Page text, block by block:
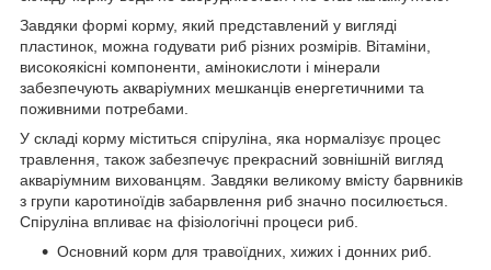
Завдяки формі корму, який представлений у вигляді
пластинок, можна годувати риб різних розмірів. Вітаміни,
високоякісні компоненти, амінокислоти і мінерали
забезпечують акваріумних мешканців енергетичними та
поживними потребами.
У складі корму міститься спіруліна, яка нормалізує процес
травлення, також забезпечує прекрасний зовнішній вигляд
акваріумним вихованцям. Завдяки великому вмісту барвників
з групи каротиноїдів забарвлення риб значно посилюється.
Спіруліна впливає на фізіологічні процеси риб.
Основний корм для травоїдних, хижих і донних риб.